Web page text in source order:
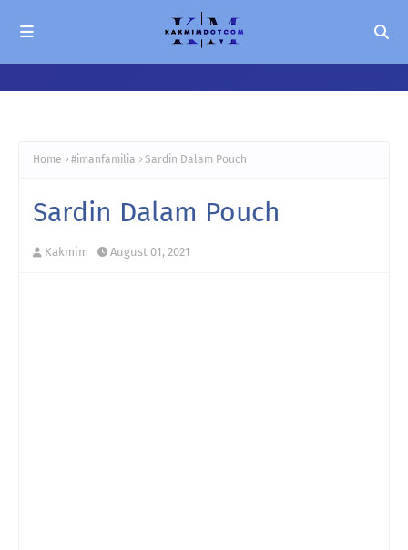
Home #imanfamilia Sardin Dalam Pouch
Sardin Dalam Pouch
Kakmim August 01, 2021